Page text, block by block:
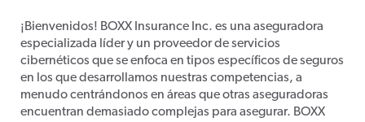
¡Bienvenidos! BOXX Insurance Inc. es una aseguradora
especializada líder y un proveedor de servicios
cibernéticos que se enfoca en tipos específicos de seguros
en los que desarrollamos nuestras competencias, a
menudo centrándonos en áreas que otras aseguradoras
encuentran demasiado complejas para asegurar. BOXX